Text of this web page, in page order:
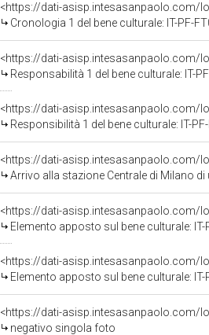
<https://dati-asisp.intesasanpaolo.com/
Cronologia 1 del bene culturale: IT-PF-
<https://dati-asisp.intesasanpaolo.com/
Responsabilità 1 del bene culturale: IT-
<https://dati-asisp.intesasanpaolo.com/
Responsibilità 1 del bene culturale: IT-
<https://dati-asisp.intesasanpaolo.com/
Arrivo alla stazione Centrale di Milano di un treno della
<https://dati-asisp.intesasanpaolo.com/
Elemento apposto sul bene culturale:
<https://dati-asisp.intesasanpaolo.com/
Elemento apposto sul bene culturale:
<https://dati-asisp.intesasanpaolo.com/
negativo singola foto